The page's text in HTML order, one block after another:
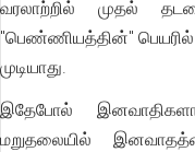
வரலாற்றில் முதல்
"பெண்ணியத்தின்"
முடியாது.
இதேபோல்
மறுதலையில்